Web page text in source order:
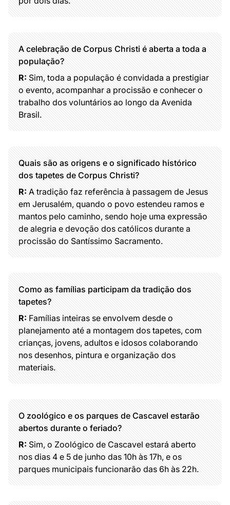
A celebração de Corpus Christi é aberta a toda a
população?
R:Sim, toda a população é convidada a prestigiar
o evento, acompanhar a procissão e conhecer o
trabalho dos voluntários ao longo da Avenida
Brasil.
Quais são as origens e o significado histórico
dos tapetes de Corpus Christi?
R:A tradição faz referência à passagem de Jesus
em Jerusalém, quando o povo estendeu ramos e
mantos pelo caminho, sendo hoje uma expressão
de alegria e devoção dos católicos durante a
procissão do Santíssimo Sacramento.
Como as famílias participam da tradição dos
tapetes?
R:Famílias inteiras se envolvem desde o
planejamento até a montagem dos tapetes, com
crianças, jovens, adultos e idosos colaborando
nos desenhos, pintura e organização dos
materiais.
O zoológico e os parques de Cascavel estarão
abertos durante o feriado?
R:Sim, o Zoológico de Cascavel estará aberto
nos dias 4 e 5 de junho das 10h às 17h, e os
parques municipais funcionarão das 6h às 22h.